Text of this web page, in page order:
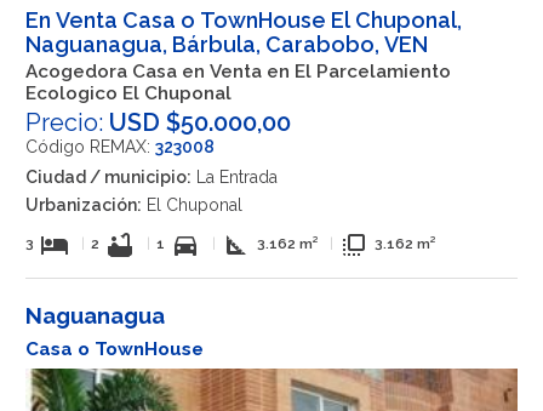
En Venta Casa o TownHouse El Chuponal,
Naguanagua, Bárbula, Carabobo, VEN
Acogedora Casa en Venta en El Parcelamiento
Ecologico El Chuponal
Precio: USD $50.000,00
Código REMAX: 323008
Ciudad / municipio: La Entrada
Urbanización: El Chuponal
3 hotel 2 bathtub 1 directions_car square_foot 3.162 m² flip_to_front 3.162 m²
Naguanagua
Casa o TownHouse